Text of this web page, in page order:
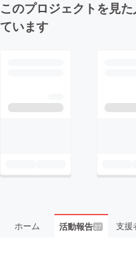
このプロジェクトを見
ています
ホーム 活動報告27 支援